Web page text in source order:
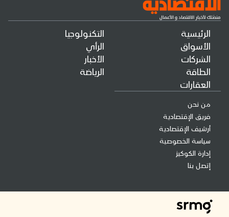
الرئيسية
الأسواق
الشركات
الطاقة
العقارات
التكنولوجيا
الرأي
الأخبار
الرياضة
من نحن
فريق الإقتصادية
أرشيف الإقتصادية
سياسة الخصوصية
إدارة الكوكيز
إتصل بنا